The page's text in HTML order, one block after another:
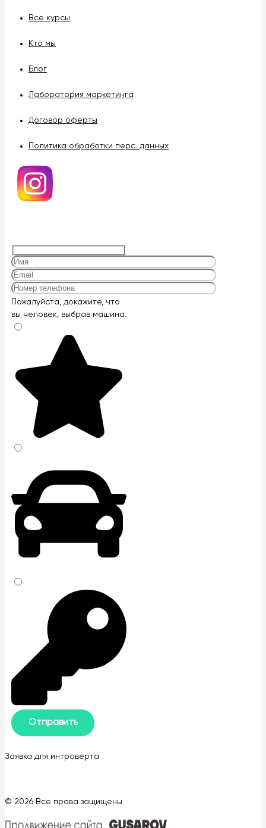
Все курсы
Кто мы
Блог
Лаборатория маркетинга
Договор оферты
Политика обработки перс. данных
Оставьте
это
поле
Пожалуйста, докажите, что
вы человек, выбравмашина.
Заявка для интроверта
© 2026 Все права защищены